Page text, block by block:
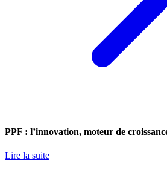
PPF : l’innovation, moteur de
Lire la suite